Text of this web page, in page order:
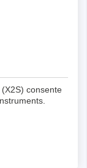
consente